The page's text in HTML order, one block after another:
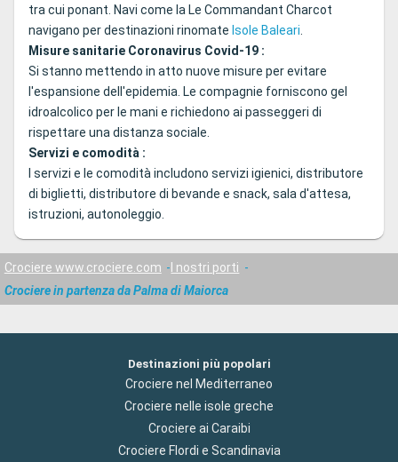
tra cui ponant. Navi come la Le Commandant Charcot
navigano per destinazioni rinomate Isole Baleari
Misure sanitarie Coronavirus Covid-19 :
Si stanno mettendo in atto nuove misure per evitare
l'espansione dell'epidemia. Le compagnie forniscono gel
idroalcolico per le mani e richiedono ai passeggeri di
rispettare una distanza sociale.
Servizi e comodità :
I servizi e le comodità includono servizi igienici, distributore
di biglietti, distributore di bevande e snack, sala d'attesa,
istruzioni, autonoleggio.
Crociere www.crociere.com
I nostri porti
Crociere in partenza da Palma di Maiorca
Destinazioni più popolari
Crociere nel Mediterraneo
Crociere nelle isole greche
Crociere ai Caraibi
Crociere Flordi e Scandinavia